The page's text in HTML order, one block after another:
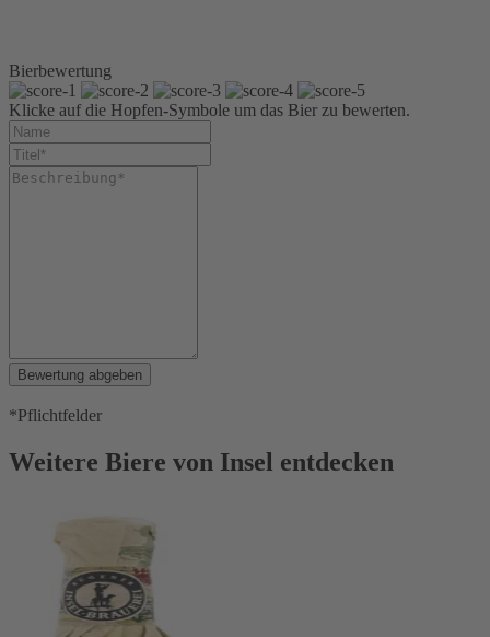
Bierbewertung
Klicke auf die Hopfen-Symbole um das Bier zu bewerten.
Bewertung abgeben
*Pflichtfelder
Weitere Biere von Insel entdecken